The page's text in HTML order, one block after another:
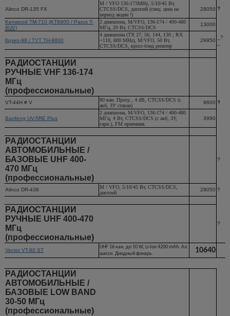
Alinco DR-135 FX
M / VFO 136-173MHz, 5/10/45 Вт,
CTCSS/DCS, дисплей (спец. цена на
период акции !)
28050 ?
Kenwood TM-710 (KT8900 / Parus T-
9UV)
2 диапазона, M/VFO, 136-174 / 400-480
МГц, 20 Вт, CTCSS/DCS
13000
Круиз-98 / TYT TH-9800
4 диапазона (TX 27, 50, 144, 130 ; RX
+110, 800 MHz), M/VFO, 50 Вт,
CTCSS/DCS, кросс-бэнд репитер
29950
_?
РАДИОСТАНЦИИ
РУЧНЫЕ VHF 136-174
МГц
(профессиональные)
VT-44H # V
80 кан. Прогр., 4 dB, CTCSS/DCS (с
акб, ЗУ стакан)
9600 ?
Baofeng UV-5RE Plus
2 диапазона, M/VFO, 136-174 / 400-480
МГц, 4 Вт, CTCSS/DCS (с акб, ЗУ,
гарн.), FM приемник
3990
РАДИОСТАНЦИИ
АВТОМОБИЛЬНЫЕ /
БАЗОВЫЕ UHF 400-
470 МГц
(профессиональные)
?
Alinco DR-438
M / VFO, 5/10/45 Вт, CTCSS/DCS,
дисплей
28050 ?
РАДИОСТАНЦИИ
РУЧНЫЕ UHF 400-470
МГц
(профессиональные)
?
Vector VT-80 ST
UHF 16 кан, до 10 W, Li-Ion 4200 mAh. Ал.
шасси. Диодный фонарь.
10640
РАДИОСТАНЦИИ
АВТОМОБИЛЬНЫЕ /
БАЗОВЫЕ LOW BAND
30-50 МГц
(профессиональные)